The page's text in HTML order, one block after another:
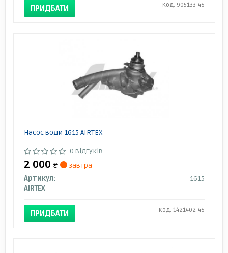
ПРИДБАТИ Код: 905133-46
Насос води 1615 AIRTEX
0 відгуків
2 000 ₴
завтра
Артикул:
1615
AIRTEX
ПРИДБАТИ Код: 1421402-46